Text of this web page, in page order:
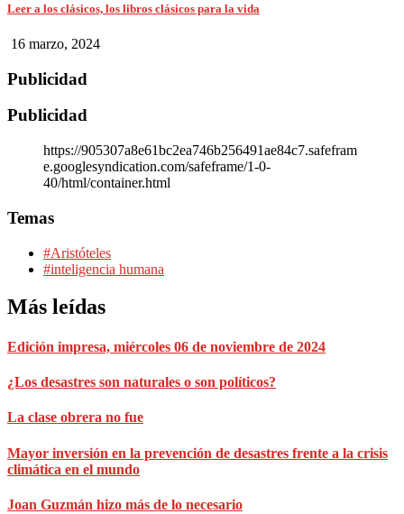
Leer a los clásicos, los libros clásicos para la vida
16 marzo, 2024
Publicidad
Publicidad
https://905307a8e61bc2ea746b256491ae84c7.safefram
e.googlesyndication.com/safeframe/1-0-
40/html/container.html
Temas
#Aristóteles
#inteligencia humana
Más leídas
Edición impresa, miércoles 06 de noviembre de 2024
¿Los desastres son naturales o son políticos?
La clase obrera no fue
Mayor inversión en la prevención de desastres frente a la crisis
climática en el mundo
Joan Guzmán hizo más de lo necesario